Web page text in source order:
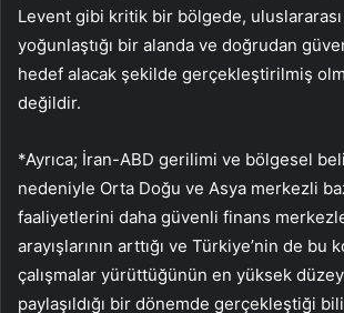
Levent gibi kritik bir bölgede,
yoğunlaştığı bir alanda ve doğrudan
hedef alacak şekilde gerçekleştirilmiş
değildir.
*Ayrıca; İran-ABD gerilimi ve bölgesel
nedeniyle Orta Doğu ve Asya merkezli
faaliyetlerini daha güvenli finans
arayışlarının arttığı ve Türkiye’nin de bu
çalışmalar yürüttüğünün en yüksek
paylaşıldığı bir dönemde gerçekleştiği